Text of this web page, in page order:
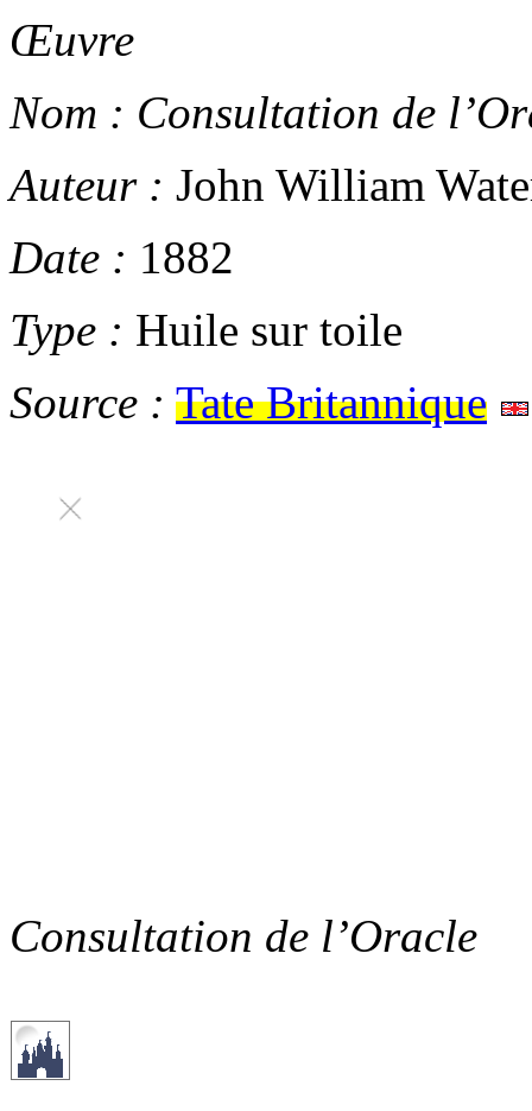
Œuvre
Nom : Consultation de
Auteur : John William
Date : 1882
Type : Huile sur toile
Source : Tate Britannique
Consultation de l’Oracle